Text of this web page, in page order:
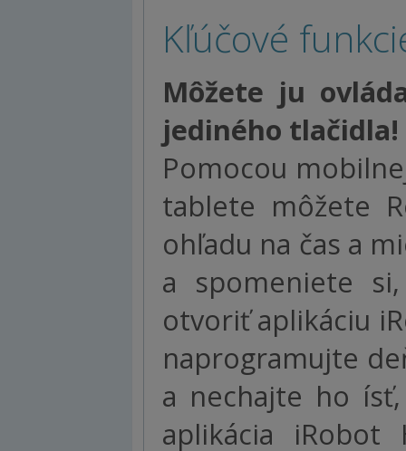
Kľúčové
Môžete ju
jediného tlačidla!
Pomocou
tablete môžete
ohľadu na čas a
a spomeniete
otvoriť aplikáciu
naprogramujte
a nechajte ho
aplikácia iRobot